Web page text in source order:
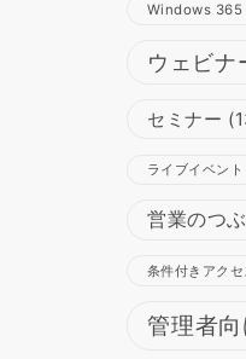
Windows 365
ウェビナ
セミナー
ライブイベント
営業のつ
条件付きアクセ
管理者